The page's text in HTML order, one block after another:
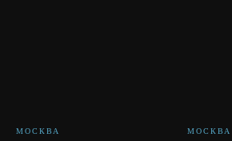
МОСКВА МОСКВА